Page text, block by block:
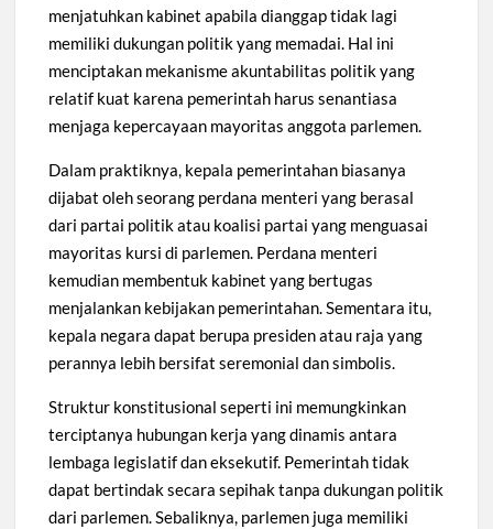
menjatuhkan kabinet apabila dianggap tidak lagi
memiliki dukungan politik yang memadai. Hal ini
menciptakan mekanisme akuntabilitas politik yang
relatif kuat karena pemerintah harus senantiasa
menjaga kepercayaan mayoritas anggota parlemen.
Dalam praktiknya, kepala pemerintahan biasanya
dijabat oleh seorang perdana menteri yang berasal
dari partai politik atau koalisi partai yang menguasai
mayoritas kursi di parlemen. Perdana menteri
kemudian membentuk kabinet yang bertugas
menjalankan kebijakan pemerintahan. Sementara itu,
kepala negara dapat berupa presiden atau raja yang
perannya lebih bersifat seremonial dan simbolis.
Struktur konstitusional seperti ini memungkinkan
terciptanya hubungan kerja yang dinamis antara
lembaga legislatif dan eksekutif. Pemerintah tidak
dapat bertindak secara sepihak tanpa dukungan politik
dari parlemen. Sebaliknya, parlemen juga memiliki